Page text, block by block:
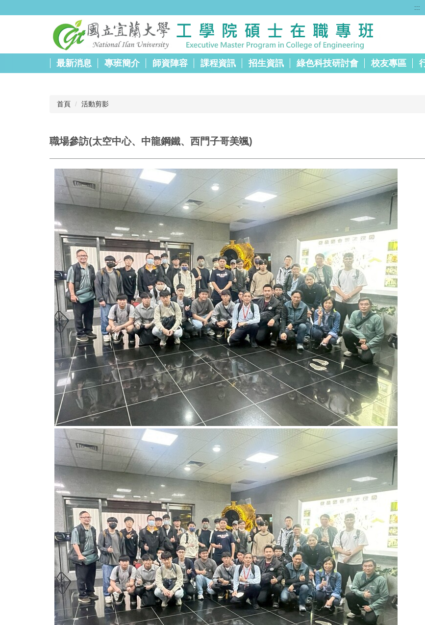
到
:::
最新消息 專班簡介 師資陣容 課程資訊 招生資訊 綠色科技研討會 校友專區
首頁 活動剪影
職場參訪(太空中心、中龍鋼鐵、西門子哥美颯)